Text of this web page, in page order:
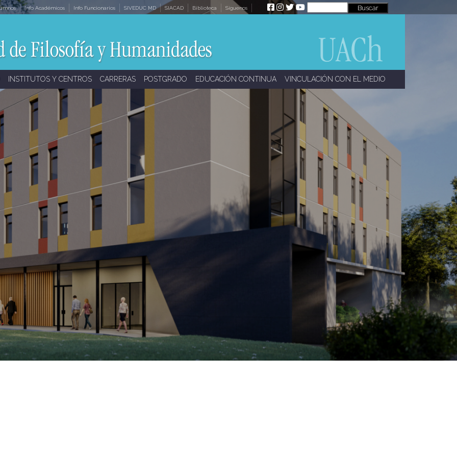
Info Académicos Info Funcionarios SIVEDUC MD SIACAD Biblioteca Síguenos
INSTITUTOS Y CENTROS CARRERAS POSTGRADO EDUCACIÓN CONTINUA VINCULACIÓN CON EL MEDIO